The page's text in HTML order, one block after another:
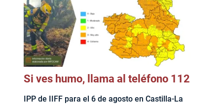
Si ves humo, llama al teléfono 112
IPP de IIFF para el 6 de agosto en Castilla-La